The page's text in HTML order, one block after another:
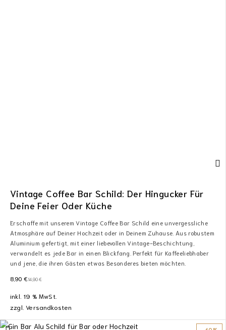
Vintage Coffee Bar Schild: Der Hingucker Für
Deine Feier Oder Küche
Erschaffe mit unserem Vintage Coffee Bar Schild eine unvergessliche
Atmosphäre auf Deiner Hochzeit oder in Deinem Zuhause. Aus robustem
Aluminium gefertigt, mit einer liebevollen Vintage-Beschichtung,
verwandelt es jede Bar in einen Blickfang. Perfekt für Kaffeeliebhaber
und jene, die ihren Gästen etwas Besonderes bieten möchten.
14,90€
8,90 €
inkl. 19 % MwSt.
zzgl.Versandkosten